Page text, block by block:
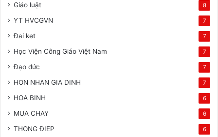
Giáo luật 8
YT HVCGVN 7
Đai ket 7
Học Viện Công Giáo Việt Nam 7
Đạo đức 7
HON NHAN GIA DINH 7
HOA BINH 6
MUA CHAY 6
THONG ĐIEP 6